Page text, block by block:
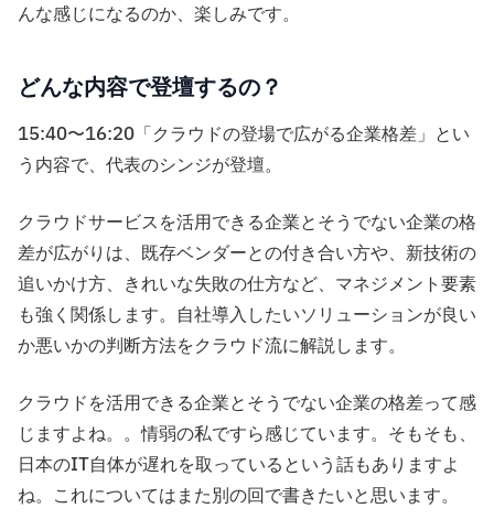
んな感じになるのか、楽しみです。
どんな内容で登壇するの？
15:40〜16:20「クラウドの登場で広がる企業格差」とい
う内容で、代表のシンジが登壇。
クラウドサービスを活用できる企業とそうでない企業の格
差が広がりは、既存ベンダーとの付き合い⽅や、新技術の
追いかけ⽅、きれいな失敗の仕⽅など、マネジメント要素
も強く関係します。⾃社導⼊したいソリューションが良い
か悪いかの判断⽅法をクラウド流に解説します。
クラウドを活用できる企業とそうでない企業の格差って感
じますよね。。情弱の私ですら感じています。そもそも、
日本のIT自体が遅れを取っているという話もありますよ
ね。これについてはまた別の回で書きたいと思います。